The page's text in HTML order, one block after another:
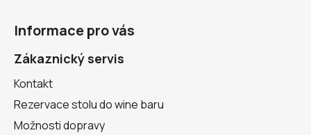
Informace pro vás
Zákaznický servis
Kontakt
Rezervace stolu do wine baru
Možnosti dopravy